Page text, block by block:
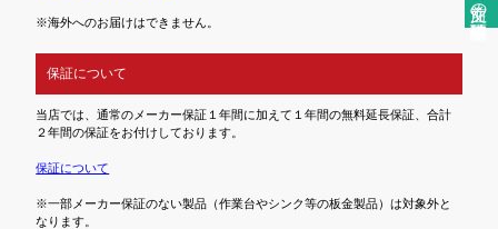
※海外へのお届けはできません。
保証について
当店では、通常のメーカー保証１年間に加えて１年間の無料延長保証、合計
２年間の保証をお付けしております。
保証について
※一部メーカー保証のない製品（作業台やシンク等の板金製品）は対象外と
なります。